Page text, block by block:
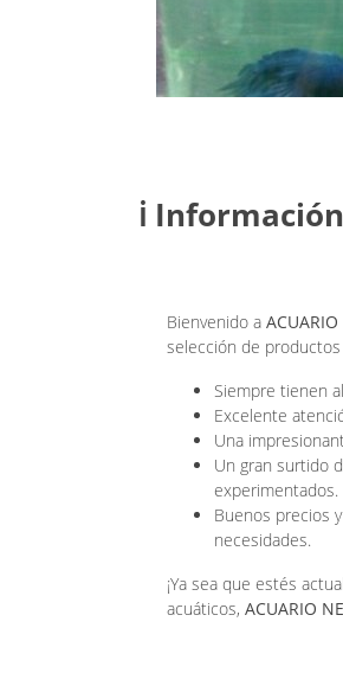
ℹ️ Información
Bienvenido a
selección de
Siempre tienen
Excelente
Una
Un gran surtido
experimentados.
Buenos precios
necesidades.
¡Ya sea que estés
acuáticos, ACUARIO